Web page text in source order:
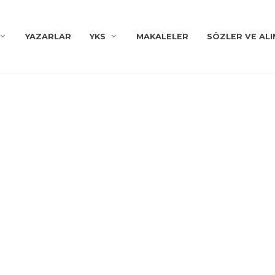
YAZARLAR YKS MAKALELER SÖZLER VE